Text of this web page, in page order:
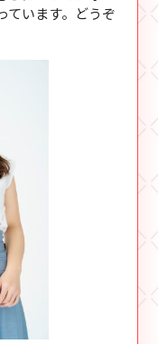
ています。どうぞ